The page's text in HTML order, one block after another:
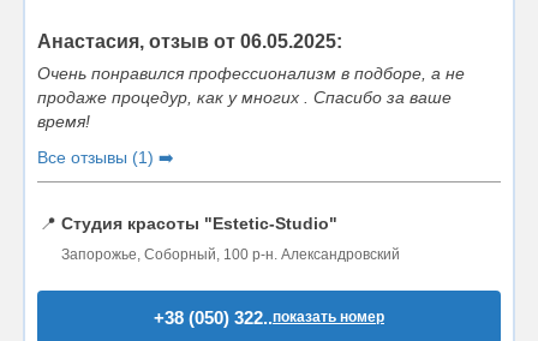
Анастасия, отзыв от 06.05.2025:
Очень понравился профессионализм в подборе, а не
продаже процедур, как у многих . Спасибо за ваше
время!
Все отзывы (1) ➡️
📍 Студия красоты "Estetic-Studio"
Запорожье, Соборный, 100 р-н. Александровский
+38 (050) 322..показать номер